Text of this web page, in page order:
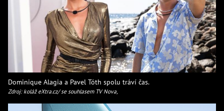
Dominique Alagia a Pavel Tóth spolu tráví čas.
Zdroj: koláž eXtra.cz/ se souhlasem TV Nova,